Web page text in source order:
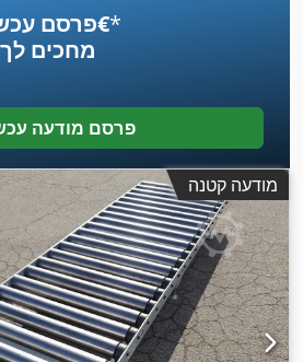
פרסם עכשיו החל מ־‏4.49 ‏€*
מחכים לך
פרסם מודעה
מודעה קטנה